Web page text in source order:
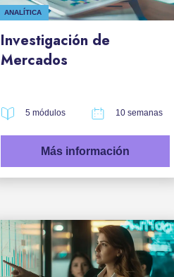
ANALÍTICA
Investigación de
Mercados
5 módulos 10 semanas
Más información